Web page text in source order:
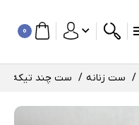
0
ست زنانه ست چند تیکه